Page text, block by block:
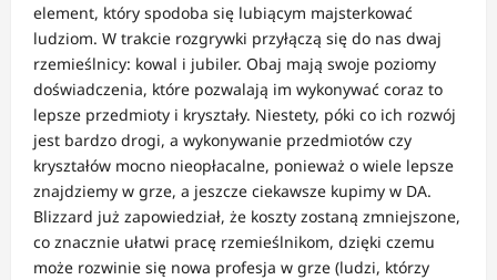
element, który spodoba się lubiącym majsterkować
ludziom. W trakcie rozgrywki przyłączą się do nas dwaj
rzemieślnicy: kowal i jubiler. Obaj mają swoje poziomy
doświadczenia, które pozwalają im wykonywać coraz to
lepsze przedmioty i kryształy. Niestety, póki co ich rozwój
jest bardzo drogi, a wykonywanie przedmiotów czy
kryształów mocno nieopłacalne, ponieważ o wiele lepsze
znajdziemy w grze, a jeszcze ciekawsze kupimy w DA.
Blizzard już zapowiedział, że koszty zostaną zmniejszone,
co znacznie ułatwi pracę rzemieślnikom, dzięki czemu
może rozwinie się nowa profesja w grze (ludzi, którzy